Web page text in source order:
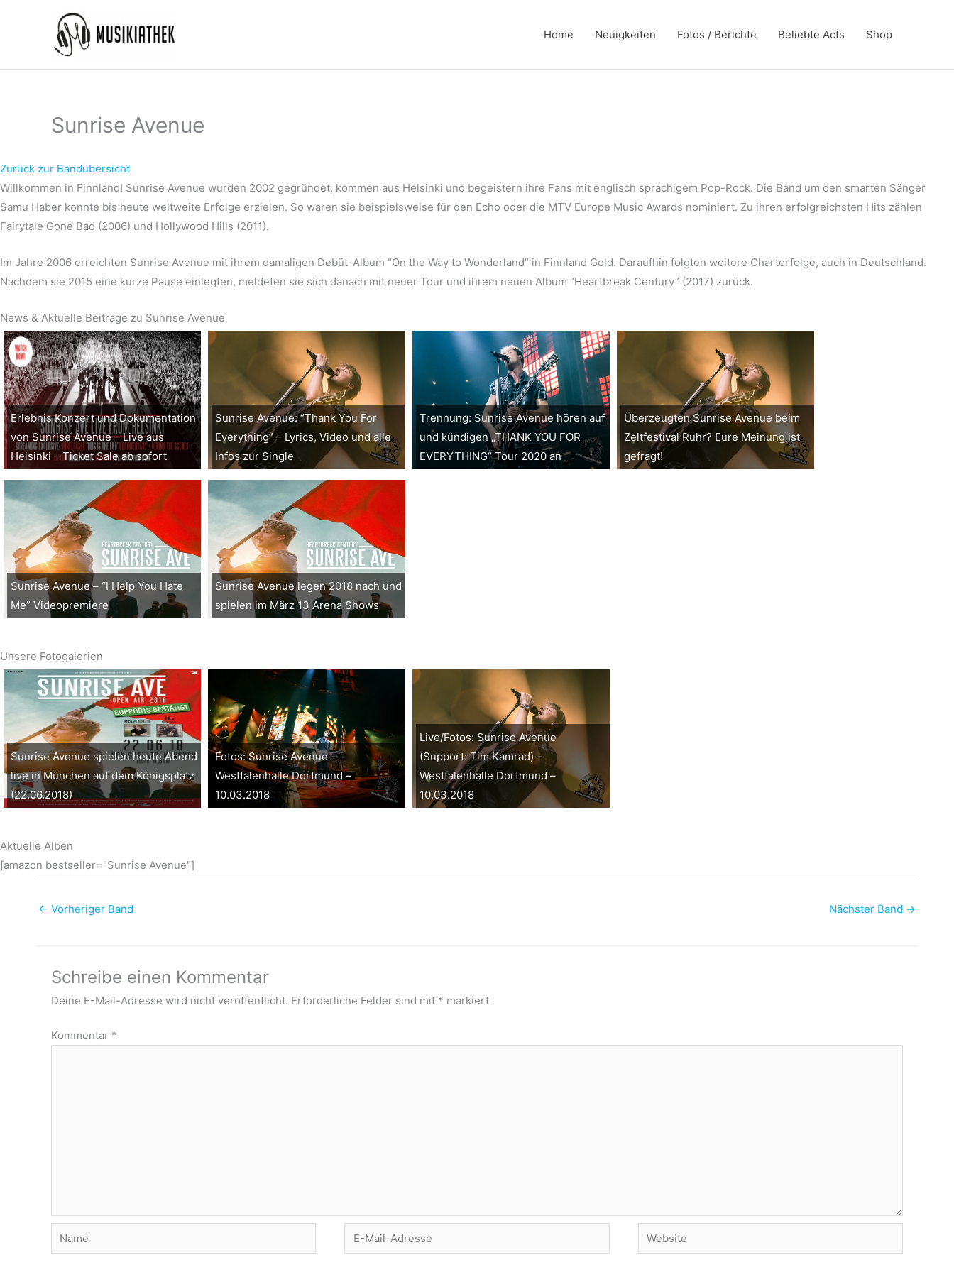
Home Neuigkeiten Fotos / Berichte Beliebte Acts Shop
Sunrise Avenue
Zurück zur Bandübersicht
Willkommen in Finnland! Sunrise Avenue wurden 2002 gegründet, kommen aus Helsinki und begeistern ihre Fans mit englisch sprachigem Pop-Rock. Die Band um den smarten Sänger
Samu Haber konnte bis heute weltweite Erfolge erzielen. So waren sie beispielsweise für den Echo oder die MTV Europe Music Awards nominiert. Zu ihren erfolgreichsten Hits zählen
Fairytale Gone Bad (2006) und Hollywood Hills (2011).
Im Jahre 2006 erreichten Sunrise Avenue mit ihrem damaligen Debüt-Album “On the Way to Wonderland” in Finnland Gold. Daraufhin folgten weitere Charterfolge, auch in Deutschland.
Nachdem sie 2015 eine kurze Pause einlegten, meldeten sie sich danach mit neuer Tour und ihrem neuen Album “Heartbreak Century” (2017) zurück.
News & Aktuelle Beiträge zu Sunrise Avenue
Erlebnis Konzert und Dokumentation
von Sunrise Avenue – Live aus
Helsinki – Ticket Sale ab sofort
Sunrise Avenue: “Thank You For
Everything” – Lyrics, Video und alle
Infos zur Single
Trennung: Sunrise Avenue hören auf
und kündigen „THANK YOU FOR
EVERYTHING“ Tour 2020 an
Überzeugten Sunrise Avenue beim
Zeltfestival Ruhr? Eure Meinung ist
gefragt!
Sunrise Avenue – “I Help You Hate
Me” Videopremiere
Sunrise Avenue legen 2018 nach und
spielen im März 13 Arena Shows
Unsere Fotogalerien
Sunrise Avenue spielen heute Abend
live in München auf dem Königsplatz
(22.06.2018)
Fotos: Sunrise Avenue –
Westfalenhalle Dortmund –
10.03.2018
Live/Fotos: Sunrise Avenue
(Support: Tim Kamrad) –
Westfalenhalle Dortmund –
10.03.2018
Aktuelle Alben
[amazon bestseller="Sunrise Avenue"]
← Vorheriger Band Nächster Band →
Schreibe einen Kommentar
Deine E-Mail-Adresse wird nicht veröffentlicht. Erforderliche Felder sind mit * markiert
Kommentar *
Name
E-
Mail-
Website